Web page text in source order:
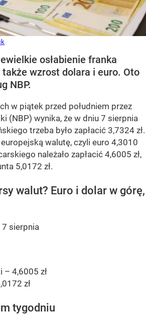
osłabienie franka
wzrost dolara i euro. Oto
NBP.
w piątek przed południem przez
(NBP) wynika, że w dniu 7 sierpnia
trzeba było zapłacić 3,7324 zł.
walutę, czyli euro 4,3010
należało zapłacić 4,6005 zł,
5,0172 zł.
walut? Euro i dolar w górę,
sierpnia
– 4,6005 zł
zł
tygodniu